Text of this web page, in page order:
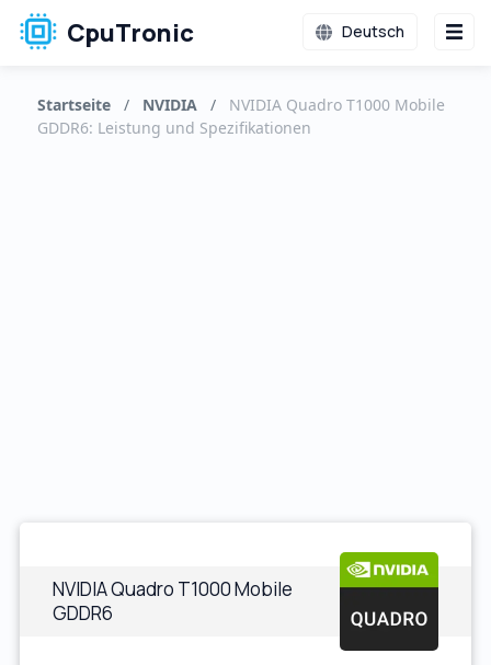
CpuTronic Deutsch
Startseite / NVIDIA /
NVIDIA Quadro T1000 Mobile
GDDR6: Leistung und Spezifikationen
NVIDIA Quadro T1000 Mobile
GDDR6